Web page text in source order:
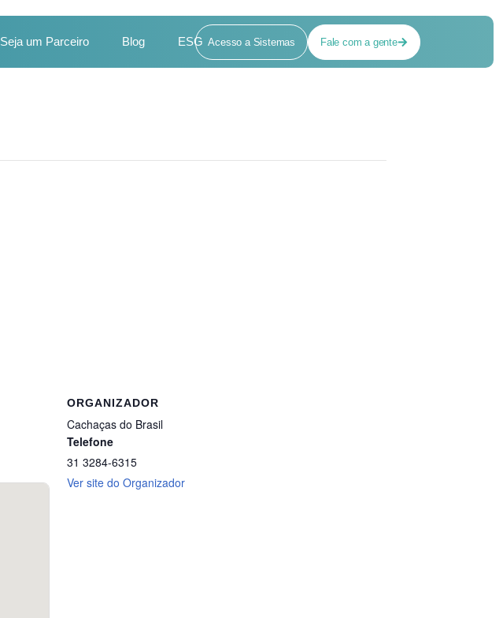
Seja um Parceiro Blog ESG Acesso a Sistemas Fale com a gente
ORGANIZADOR
Cachaças do Brasil
Telefone
31 3284-6315
Ver site do Organizador